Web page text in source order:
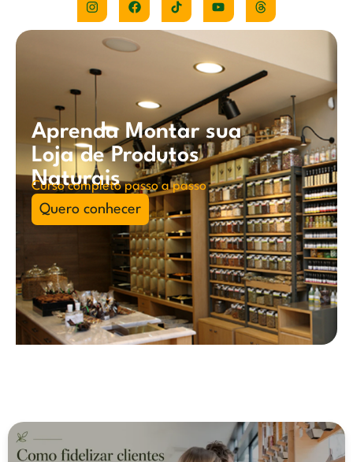
Aprenda Montar sua
Loja de Produtos
Naturais
Curso completo passo a passo
Quero conhecer